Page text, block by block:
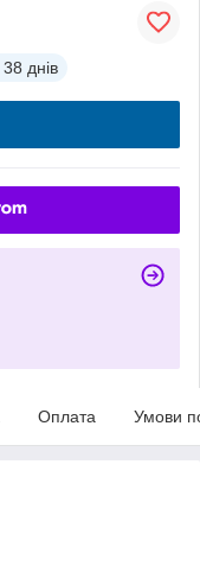
38 днів
Оплата Умови